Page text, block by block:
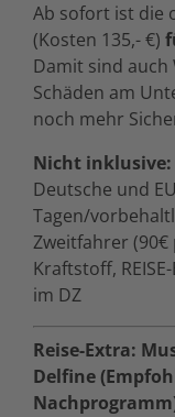
Ab sofort ist die
(Kosten 135,- €)
Damit sind auch
Schäden am
noch mehr
Nicht inklusive:
Deutsche und
Tagen/
Zweitfahrer (90€
Kraftstoff,
im DZ
Reise-Extra:
Delfine